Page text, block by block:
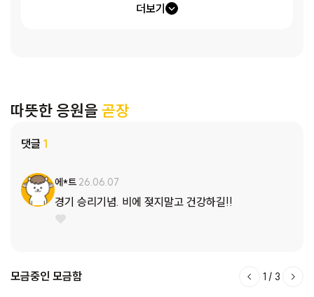
더보기
따뜻한 응원을 곧장
댓글 1
에*트 26.06.07
경기 승리기념. 비에 젖지말고 건강하길!!
모금중인 모금함 1 / 3